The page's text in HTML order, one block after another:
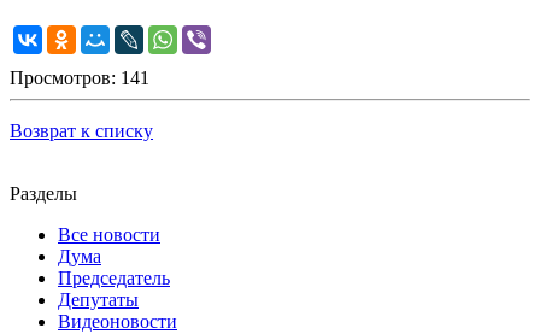
Просмотров: 141
Возврат к списку
Разделы
Все новости
Дума
Председатель
Депутаты
Видеоновости